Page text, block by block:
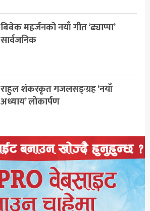
बिबेक महर्जनको नयाँ गीत ‘ढ्याप्पा’
सार्वजनिक
राहुल शंकरकृत गजलसङ्ग्रह ‘नयाँ
अध्याय’ लोकार्पण